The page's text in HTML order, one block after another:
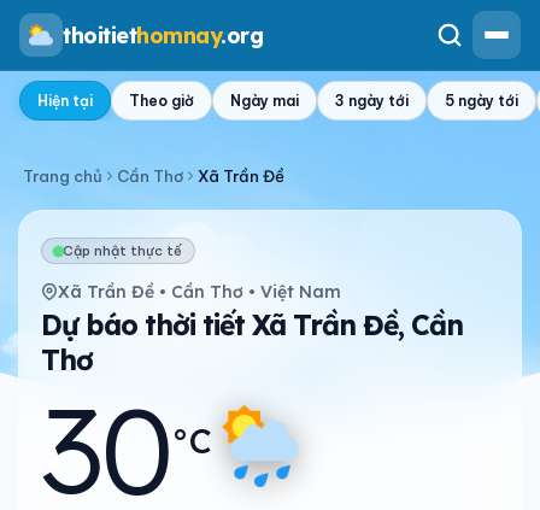
thoitiethomnay.org
Hiện tại Theo giờ Ngày mai 3 ngày tới 5 ngày tới
Trang chủ Cần Thơ Xã Trần Đề
Cập nhật thực tế
Xã Trần Đề • Cần Thơ • Việt Nam
Dự báo thời tiết Xã Trần Đề, Cần
Thơ
30°C